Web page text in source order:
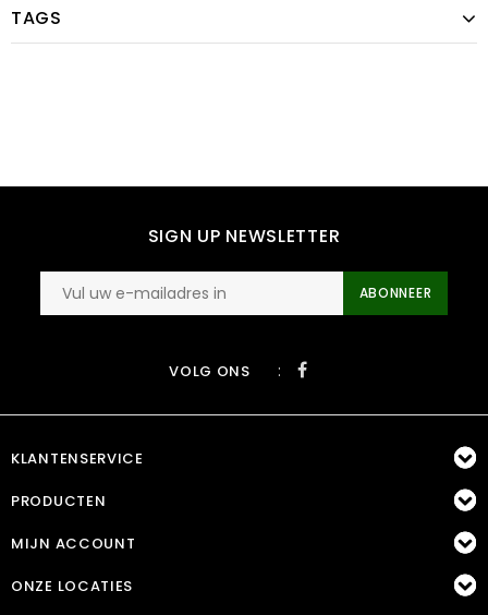
TAGS
SIGN UP NEWSLETTER
ABONNEER
VOLG ONS :
KLANTENSERVICE
PRODUCTEN
MIJN ACCOUNT
ONZE LOCATIES